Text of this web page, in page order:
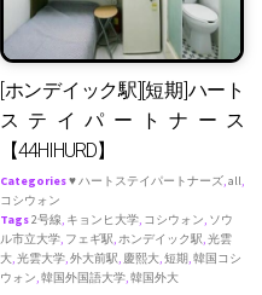
[ホンデイック駅][短期]ハート
ステイパートナース
【44HIHURD】
Categories♥ ハートステイパートナーズ,all,
コシウォン
Tags2号線, キョンヒ大学, コシウォン, ソウ
ル市立大学, フェギ駅,ホンデイック駅,光雲
大,光雲大学,外大前駅, 慶熙大,短期,韓国コシ
ウォン,韓国外国語大学,韓国外大